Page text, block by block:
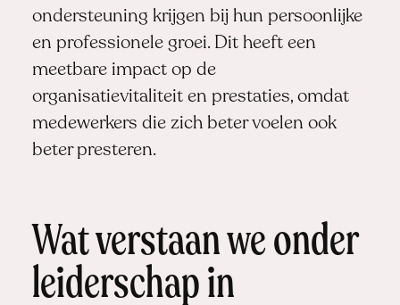
ondersteuning krijgen bij hun persoonlijke
en professionele groei. Dit heeft een
meetbare impact op de
organisatievitaliteit en prestaties, omdat
medewerkers die zich beter voelen ook
beter presteren.
Wat verstaan we onder
leiderschap in